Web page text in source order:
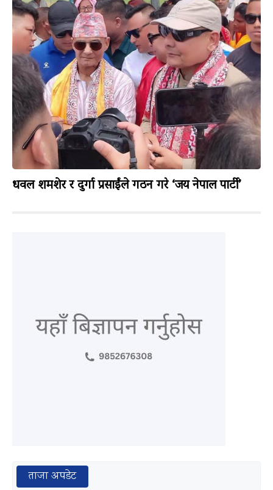
धवल शमशेर र दुर्गा प्रसाईंले गठन गरे ‘जय नेपाल पार्टी’
ताजा अपडेट